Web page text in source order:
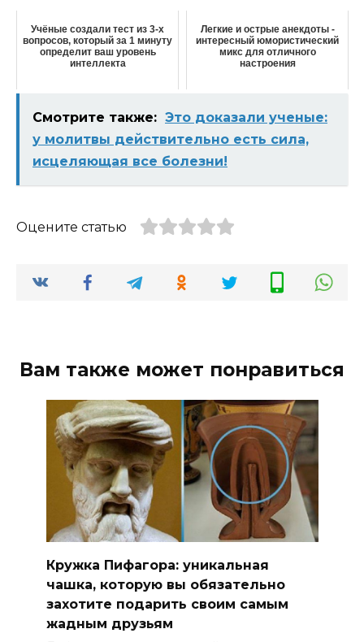
Учёные создали тест из 3-х
вопросов, который за 1 минуту
определит ваш уровень
интеллекта
Легкие и острые анекдоты -
интересный юмористический
микс для отличного
настроения
Смотрите также: Это доказали ученые:
у молитвы действительно есть сила,
исцеляющая все болезни!
Оцените статью
Вам также может понравиться
Кружка Пифагора: уникальная
чашка, которую вы обязательно
захотите подарить своим самым
жадным друзьям